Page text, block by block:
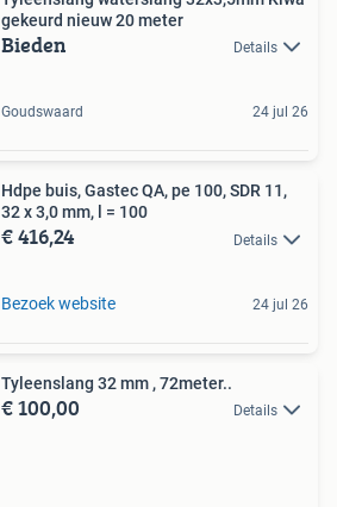
gekeurd nieuw 20 meter
Bieden Details
Goudswaard 24 jul 26
Hdpe buis, Gastec QA, pe 100, SDR 11,
32 x 3,0 mm, l = 100
€ 416,24 Details
Bezoek website 24 jul 26
Tyleenslang 32 mm , 72meter..
€ 100,00 Details